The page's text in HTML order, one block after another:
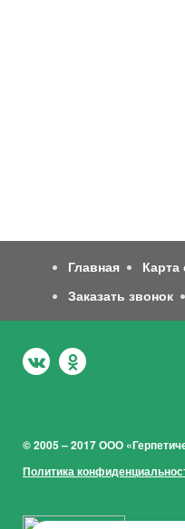
Главная Карта
Заказать звонок
© 2005 – 2017 ООО
Политика